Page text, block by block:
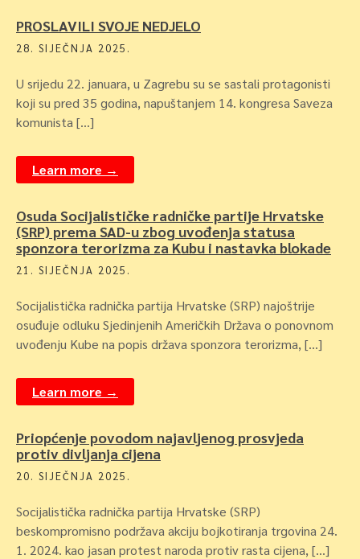
PROSLAVILI SVOJE NEDJELO
28. SIJEČNJA 2025.
U srijedu 22. januara, u Zagrebu su se sastali protagonisti
koji su pred 35 godina, napuštanjem 14. kongresa Saveza
komunista […]
Learn more →
Osuda Socijalističke radničke partije Hrvatske
(SRP) prema SAD-u zbog uvođenja statusa
sponzora terorizma za Kubu i nastavka blokade
21. SIJEČNJA 2025.
Socijalistička radnička partija Hrvatske (SRP) najoštrije
osuđuje odluku Sjedinjenih Američkih Država o ponovnom
uvođenju Kube na popis država sponzora terorizma, […]
Learn more →
Priopćenje povodom najavljenog prosvjeda
protiv divljanja cijena
20. SIJEČNJA 2025.
Socijalistička radnička partija Hrvatske (SRP)
beskompromisno podržava akciju bojkotiranja trgovina 24.
1. 2024. kao jasan protest naroda protiv rasta cijena, […]